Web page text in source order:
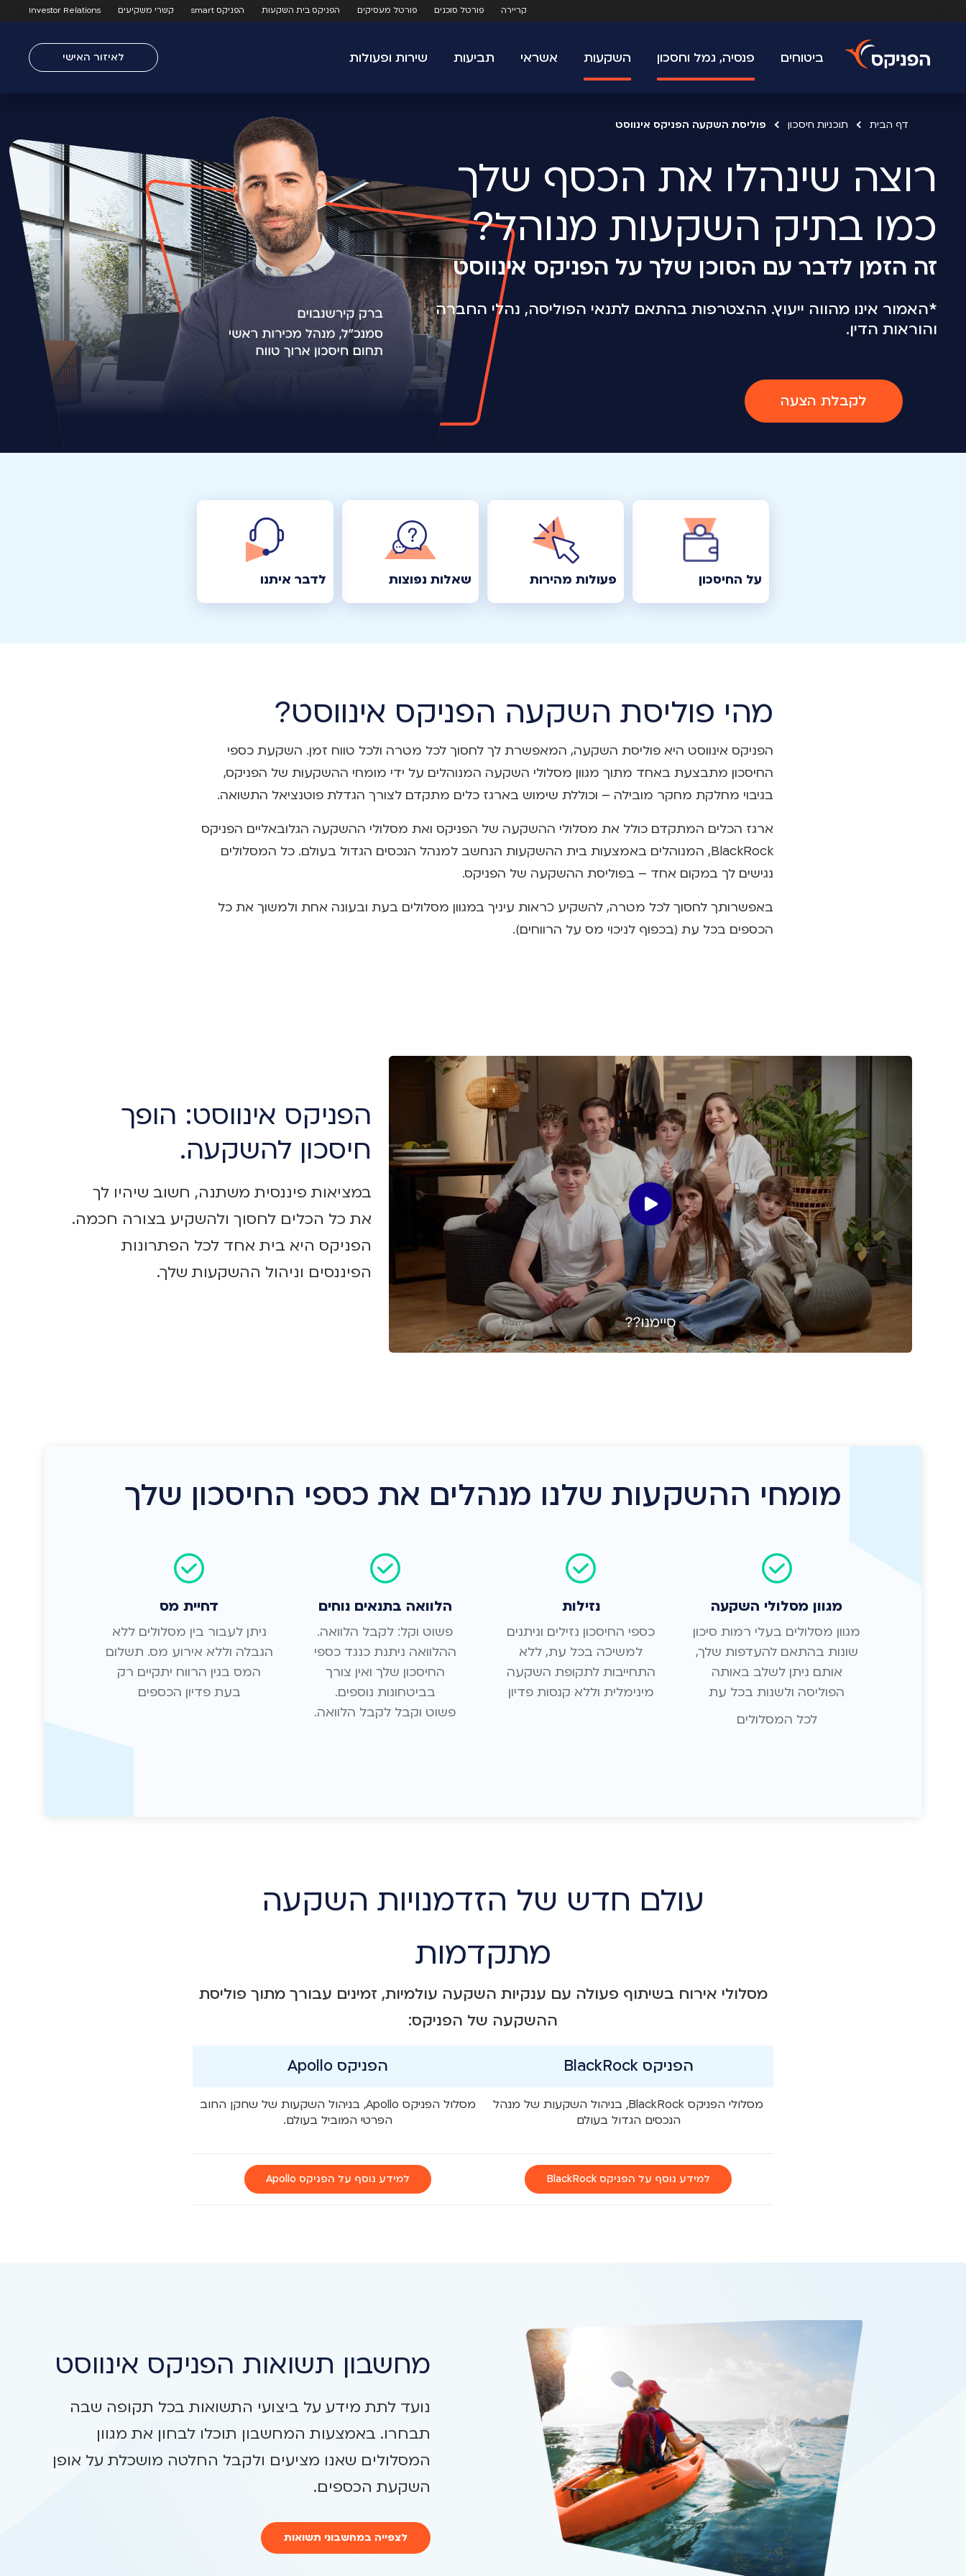
קריירה פורטל סוכנים פורטל מעסיקים הפניקס בית השקעות הפניקס smart קשרי משקיעים Investor Relations
ביטוחים פנסיה, גמל וחסכון השקעות אשראי תביעות שירות ופעולות לאיזור האישי
דף הבית תוכניות חיסכון פוליסת השקעה הפניקס אינווסט
כמו בתיק השקעות מנוהל?
זה הזמן לדבר עם הסוכן שלך על הפניקס אינווסט
*האמור אינו מהווה ייעוץ. ההצטרפות בהתאם לתנאי הפוליסה, נהלי החברה
והוראות הדין.
לקבלת הצעה
על החיסכון פעולות מהירות שאלות נפוצות לדבר איתנו
מהי פוליסת השקעה הפניקס אינווסט?
הפניקס אינווסט היא פוליסת השקעה, המאפשרת לך לחסוך לכל מטרה ולכל טווח זמן. השקעת כספי
החיסכון מתבצעת באחד מתוך מגוון מסלולי השקעה המנוהלים על ידי מומחי ההשקעות של הפניקס,
בגיבוי מחלקת מחקר מובילה – וכוללת שימוש בארגז כלים מתקדם לצורך הגדלת פוטנציאל התשואה.
ארגז הכלים המתקדם כולל את מסלולי ההשקעה של הפניקס ואת מסלולי ההשקעה הגלובאליים הפניקס
BlackRock, המנוהלים באמצעות בית ההשקעות הנחשב למנהל הנכסים הגדול בעולם. כל המסלולים
נגישים לך במקום אחד – בפוליסת ההשקעה של הפניקס.
באפשרותך לחסוך לכל מטרה, להשקיע כראות עיניך במגוון מסלולים בעת ובעונה אחת ולמשוך את כל
הכספים בכל עת (בכפוף לניכוי מס על הרווחים).
הפניקס אינווסט: הופך
חיסכון להשקעה.
במציאות פיננסית משתנה, חשוב שיהיו לך
את כל הכלים לחסוך ולהשקיע בצורה חכמה.
הפניקס היא בית אחד לכל הפתרונות
הפיננסים וניהול ההשקעות שלך.
מומחי ההשקעות שלנו מנהלים את כספי החיסכון שלך
מגוון מסלולי השקעה
מגוון מסלולים בעלי רמות סיכון
שונות בהתאם להעדפות שלך,
אותם ניתן לשלב באותה
הפוליסה ולשנות בכל עת
לכל המסלולים
נזילות
כספי החיסכון נזילים וניתנים
למשיכה בכל עת, ללא
התחייבות לתקופת השקעה
מינימלית וללא קנסות פדיון
הלוואה בתנאים נוחים
פשוט וקל: לקבל הלוואה.
ההלוואה ניתנת כנגד כספי
החיסכון שלך ואין צורך
דחיית מס
ניתן לעבור בין מסלולים ללא
הגבלה וללא אירוע מס. תשלום
המס בגין הרווח יתקיים רק
בעת פדיון הכספים
עולם חדש של הזדמנויות השקעה
מתקדמות
מסלולי אירוח בשיתוף פעולה עם ענקיות השקעה עולמיות, זמינים עבורך מתוך פוליסת
ההשקעה של הפניקס:
הפניקס BlackRock הפניקס Apollo
מסלולי הפניקס BlackRock, בניהול השקעות של מנהל
הנכסים הגדול בעולם
מסלול הפניקס Apollo, בניהול השקעות של שחקן החוב
הפרטי המוביל בעולם.
למידע נוסף על הפניקס BlackRock למידע נוסף על הפניקס Apollo
מחשבון תשואות הפניקס אינווסט
נועד לתת מידע על ביצועי התשואות בכל תקופה שבה
תבחרו. באמצעות המחשבון תוכלו לבחון את מגוון
המסלולים שאנו מציעים ולקבל החלטה מושכלת על אופן
השקעת הכספים.
לצפייה במחשבוני תשואות